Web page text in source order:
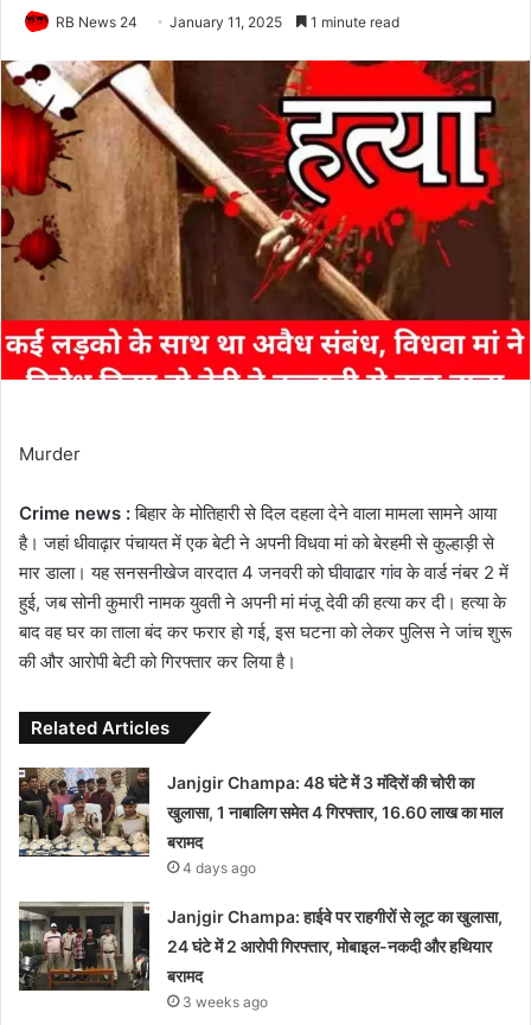
RB News 24 January 11, 2025 1 minute read
Murder
Crime news :बिहार के मोतिहारी से दिल दहला देने वाला मामला सामने आया
है। जहां धीवाढ़ार पंचायत में एक बेटी ने अपनी विधवा मां को बेरहमी से कुल्हाड़ी से
मार डाला। यह सनसनीखेज वारदात 4 जनवरी को घीवाढार गांव के वार्ड नंबर 2 में
हुई, जब सोनी कुमारी नामक युवती ने अपनी मां मंजू देवी की हत्या कर दी। हत्या के
बाद वह घर का ताला बंद कर फरार हो गई, इस घटना को लेकर पुलिस ने जांच शुरू
की और आरोपी बेटी को गिरफ्तार कर लिया है।
Related Articles
Janjgir Champa: 48 घंटे में 3 मंदिरों की चोरी का
खुलासा, 1 नाबालिग समेत 4 गिरफ्तार, 16.60 लाख का माल
बरामद
4 days ago
Janjgir Champa: हाईवे पर राहगीरों से लूट का खुलासा,
24 घंटे में 2 आरोपी गिरफ्तार, मोबाइल-नकदी और हथियार
बरामद
3 weeks ago